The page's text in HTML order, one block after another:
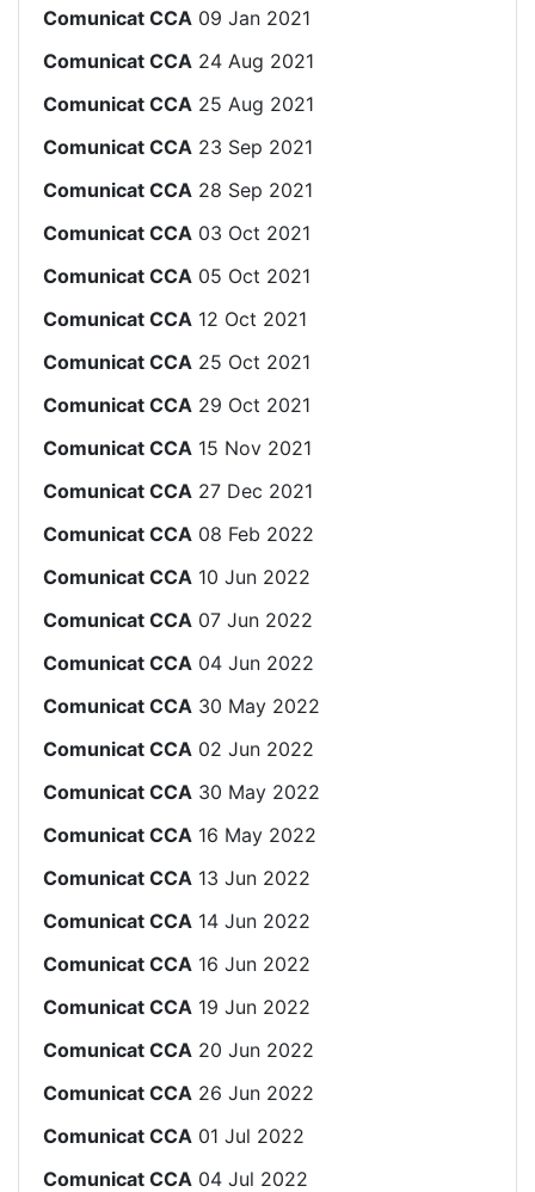
Comunicat CCA 09 Jan 2021
Comunicat CCA 24 Aug 2021
Comunicat CCA 25 Aug 2021
Comunicat CCA 23 Sep 2021
Comunicat CCA 28 Sep 2021
Comunicat CCA 03 Oct 2021
Comunicat CCA 05 Oct 2021
Comunicat CCA 12 Oct 2021
Comunicat CCA 25 Oct 2021
Comunicat CCA 29 Oct 2021
Comunicat CCA 15 Nov 2021
Comunicat CCA 27 Dec 2021
Comunicat CCA 08 Feb 2022
Comunicat CCA 10 Jun 2022
Comunicat CCA 07 Jun 2022
Comunicat CCA 04 Jun 2022
Comunicat CCA 30 May 2022
Comunicat CCA 02 Jun 2022
Comunicat CCA 30 May 2022
Comunicat CCA 16 May 2022
Comunicat CCA 13 Jun 2022
Comunicat CCA 14 Jun 2022
Comunicat CCA 16 Jun 2022
Comunicat CCA 19 Jun 2022
Comunicat CCA 20 Jun 2022
Comunicat CCA 26 Jun 2022
Comunicat CCA 01 Jul 2022
Comunicat CCA 04 Jul 2022